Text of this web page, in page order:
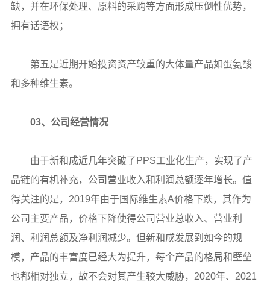
缺，并在环保处理、原料的采购等方面形成压倒性优势，
拥有话语权；
第五是近期开始投资资产较重的大体量产品如蛋氨酸
和多种维生素。
03、公司经营情况
由于新和成近几年突破了PPS工业化生产，实现了产
品链的有机补充，公司营业收入和利润总额逐年增长。值
得关注的是，2019年由于国际维生素A价格下跌，其作为
公司主要产品，价格下降使得公司营业总收入、营业利
润、利润总额及净利润减少。但新和成发展到如今的规
模，产品的丰富度已经大为提升，每个产品的格局和壁垒
也都相对独立，故不会对其产生较大威胁，2020年、2021